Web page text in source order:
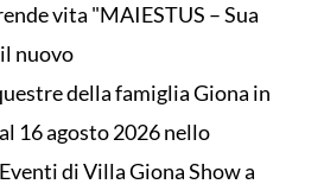
vita "MAIESTUS – Sua
nuovo
della famiglia Giona in
16 agosto 2026 nello
di Villa Giona Show a